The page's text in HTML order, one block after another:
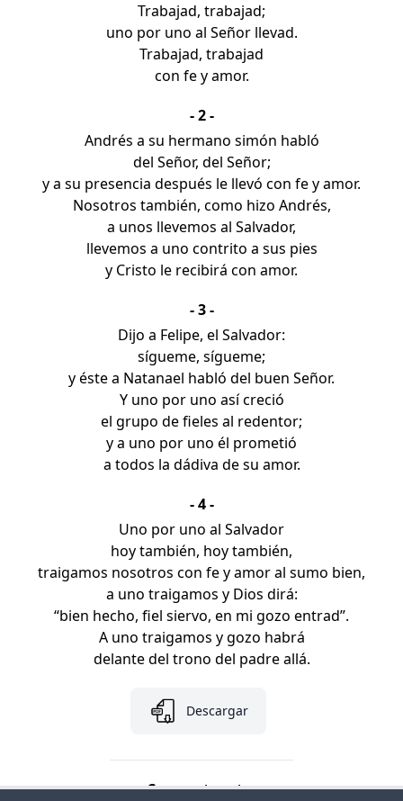
Trabajad, trabajad;
uno por uno al Señor llevad.
Trabajad, trabajad
con fe y amor.
- 2 -
Andrés a su hermano simón habló
del Señor, del Señor;
y a su presencia después le llevó con fe y amor.
Nosotros también, como hizo Andrés,
a unos llevemos al Salvador,
llevemos a uno contrito a sus pies
y Cristo le recibirá con amor.
- 3 -
Dijo a Felipe, el Salvador:
sígueme, sígueme;
y éste a Natanael habló del buen Señor.
Y uno por uno así creció
el grupo de fieles al redentor;
y a uno por uno él prometió
a todos la dádiva de su amor.
- 4 -
Uno por uno al Salvador
hoy también, hoy también,
traigamos nosotros con fe y amor al sumo bien,
a uno traigamos y Dios dirá:
“bien hecho, fiel siervo, en mi gozo entrad”.
A uno traigamos y gozo habrá
delante del trono del padre allá.
Descargar
Comparte esto: